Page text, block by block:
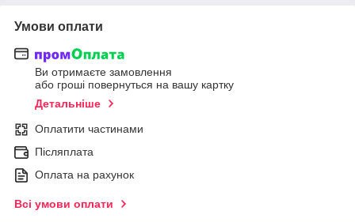
Умови оплати
Ви отримаєте замовлення
або гроші повернуться на вашу картку
Детальніше
Оплатити частинами
Післяплата
Оплата на рахунок
Всі умови оплати